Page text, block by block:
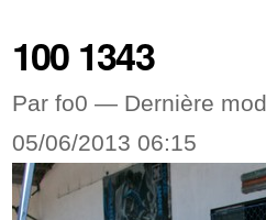
100 1343
Par fo0 — Dernière
05/06/2013 06:15